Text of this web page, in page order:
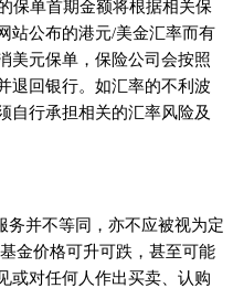
保单首期金额将根据相关保
站公布的港元/美金汇率而有
美元保单，保险公司会按照
退回银行。如汇率的不利波
自行承担相关的汇率风险及
并不等同，亦不应被视为定
金价格可升可跌，甚至可能
或对任何人作出买卖、认购